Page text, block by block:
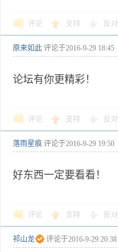
评论 支持 反对
原来如此 评论于2016-9-29 18:45
论坛有你更精彩！
评论 支持 反对
落雨星痕 评论于2016-9-29 19:50
好东西一定要看看！
评论 支持 反对
祁山龙 评论于2016-9-29 20:38